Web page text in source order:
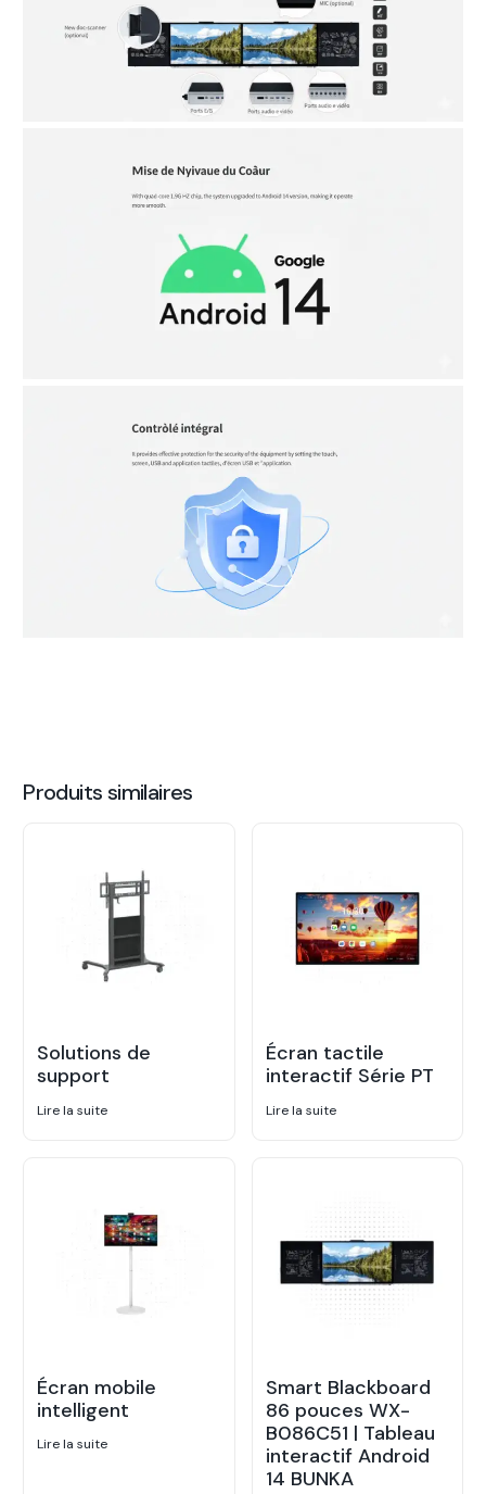
Produits similaires
Solutions de
support
Lire la suite
Écran tactile
interactif Série PT
Lire la suite
Écran mobile
intelligent
Lire la suite
Smart Blackboard
86 pouces WX-
B086C51 | Tableau
interactif Android
14 BUNKA